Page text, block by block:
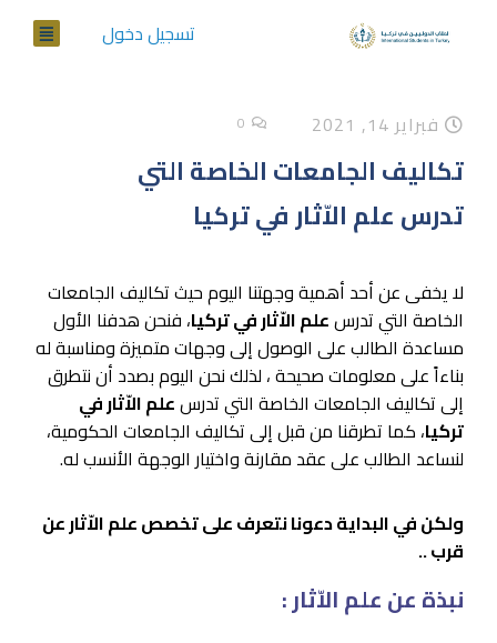
تسجيل دخول
فبراير 14, 2021 0
تكاليف الجامعات الخاصة التي
تدرس علم الاّثار في تركيا
لا يخفى عن أحد أهمية وجهتنا اليوم حيث تكاليف الجامعات
الخاصة التي تدرسعلم الاّثار في تركيا، فنحن هدفنا الأول
مساعدة الطالب على الوصول إلى وجهات متميزة ومناسبة له
بناءاً على معلومات صحيحة ، لذلك نحن اليوم بصدد أن نتطرق
إلى تكاليف الجامعات الخاصة التي تدرسعلم الاّثار في
تركيا، كما تطرقنا من قبل إلى تكاليف الجامعات الحكومية،
لنساعد الطالب على عقد مقارنة واختيار الوجهة الأنسب له.
ولكن في البداية دعونا نتعرف على تخصص علم الاّثار عن
قرب ..
نبذة عن علم الاّثار :